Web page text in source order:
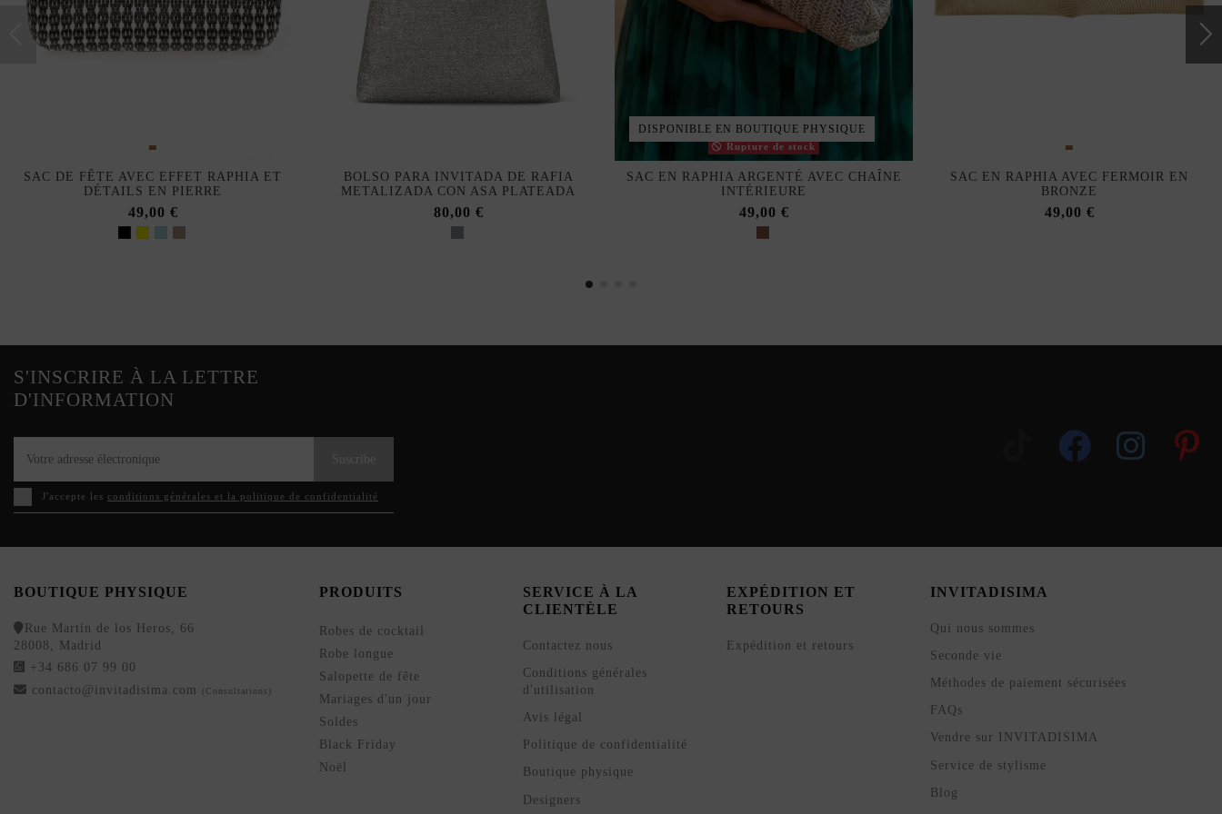
SAC DE FÊTE AVEC EFFET RAPHIA ET
DÉTAILS EN PIERRE
49,00 €
BOLSO PARA INVITADA DE RAFIA
METALIZADA CON ASA PLATEADA
80,00 €
DISPONIBLE EN BOUTIQUE PHYSIQUE
Rupture de stock
SAC EN RAPHIA ARGENTÉ AVEC CHAÎNE
INTÉRIEURE
49,00 €
SAC EN RAPHIA AVEC FERMOIR EN
BRONZE
49,00 €
S'INSCRIRE À LA LETTRE
D'INFORMATION
J'accepte les conditions générales et la politique de confidentialité
BOUTIQUE PHYSIQUE
Rue Martín de los Heros, 66
28008, Madrid
+34 686 07 99 00
contacto@invitadisima.com
(Consultations)
PRODUITS
Robes de cocktail
Robe longue
Salopette de fête
Mariages d'un jour
Soldes
Black Friday
Noël
SERVICE À LA
CLIENTÈLE
Contactez nous
Conditions générales
d'utilisation
Avis légal
Politique de confidentialité
Boutique physique
Designers
EXPÉDITION ET
RETOURS
Expédition et retours
INVITADISIMA
Qui nous sommes
Seconde vie
Méthodes de paiement sécurisées
FAQs
Vendre sur INVITADISIMA
Service de stylisme
Blog